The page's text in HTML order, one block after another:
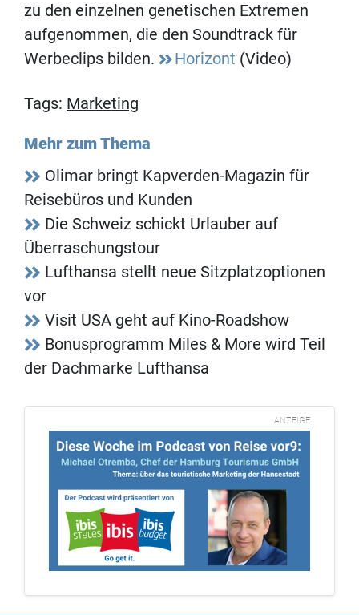
zu den einzelnen genetischen Extremen
aufgenommen, die den Soundtrack für
Werbeclips bilden.
Horizont (Video)
Tags: Marketing
Mehr zum Thema
Olimar bringt Kapverden-Magazin für
Reisebüros und Kunden
Die Schweiz schickt Urlauber auf
Überraschungstour
Lufthansa stellt neue Sitzplatzoptionen
vor
Visit USA geht auf Kino-Roadshow
Bonusprogramm Miles & More wird Teil
der Dachmarke Lufthansa
ANZEIGE